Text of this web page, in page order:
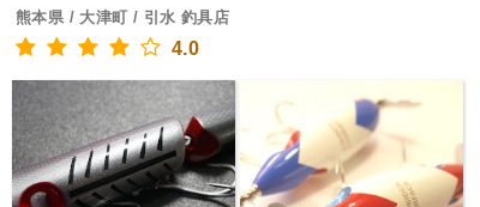
熊本県 / 大津町 / 引水 釣具店
4.0